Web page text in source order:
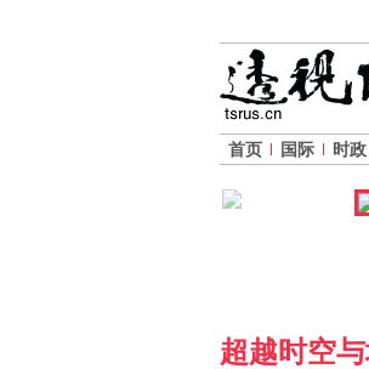
首页 国际 时政
超越时空